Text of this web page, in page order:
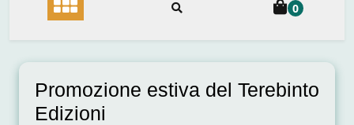
0
Promozione estiva del Terebinto
Edizioni